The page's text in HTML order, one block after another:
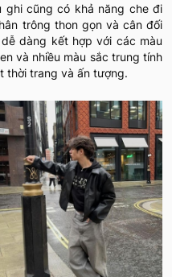
ghi cũng có khả năng che đi
trông thon gọn và cân đối
dàng kết hợp với các màu
và nhiều màu sắc trung tính
thời trang và ấn tượng.